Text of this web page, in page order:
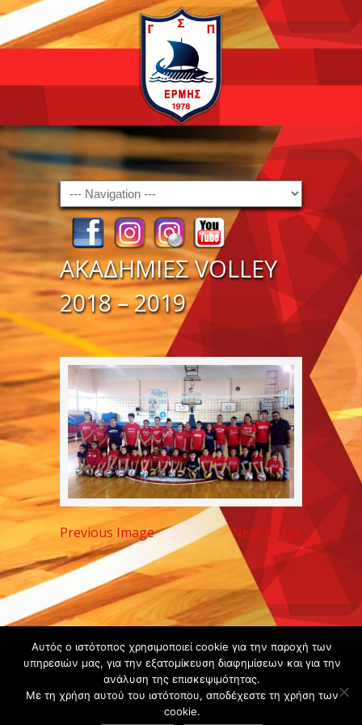
Navigation
ΑΚΑΔΗΜΙΕΣ VOLLEY
2018 – 2019
Previous Image Next Image
Copyright ©
2020 -
Gsperamatosermis.gr
All rights
Αυτός ο ιστότοπος χρησιμοποιεί cookie για την παροχή των
υπηρεσιών μας, για την εξατομίκευση διαφημίσεων και για την
ανάλυση της επισκεψιμότητας.
Με τη χρήση αυτού του ιστότοπου, αποδέχεστε τη χρήση των
cookie.